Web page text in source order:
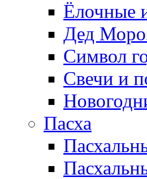
Ёлочные
Дед
Символ
Свечи и
Пасха